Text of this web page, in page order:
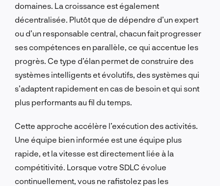
domaines. La croissance est également
décentralisée. Plutôt que de dépendre d’un expert
ou d’un responsable central, chacun fait progresser
ses compétences en parallèle, ce qui accentue les
progrès. Ce type d’élan permet de construire des
systèmes intelligents et évolutifs, des systèmes qui
s’adaptent rapidement en cas de besoin et qui sont
plus performants au fil du temps.
Cette approche accélère l’exécution des activités.
Une équipe bien informée est une équipe plus
rapide, et la vitesse est directement liée à la
compétitivité. Lorsque votre SDLC évolue
continuellement, vous ne rafistolez pas les